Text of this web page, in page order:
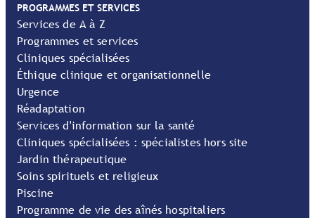
PROGRAMMES ET SERVICES
Services de A à Z
Programmes et services
Cliniques spécialisées
Éthique clinique et organisationnelle
Urgence
Réadaptation
Services d'information sur la santé
Cliniques spécialisées : spécialistes hors site
Jardin thérapeutique
Soins spirituels et religieux
Piscine
Programme de vie des aînés hospitaliers